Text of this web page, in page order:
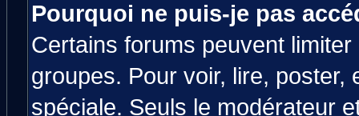
Pourquoi ne puis-je pas
Certains forums peuvent
groupes. Pour voir, lire,
spéciale. Seuls le modérateur